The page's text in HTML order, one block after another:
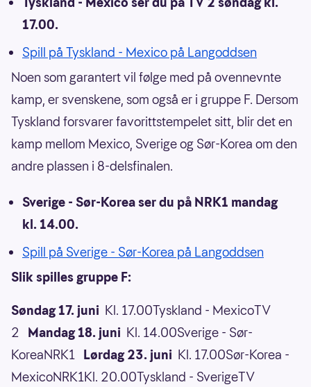
17.00.
Spill på Tyskland - Mexico på Langoddsen
Noen som garantert vil følge med på ovennevnte
kamp, er svenskene, som også er i gruppe F. Dersom
Tyskland forsvarer favorittstempelet sitt, blir det en
kamp mellom Mexico, Sverige og Sør-Korea om den
andre plassen i 8-delsfinalen.
Sverige - Sør-Korea ser du på NRK1 mandag
kl. 14.00.
Spill på Sverige - Sør-Korea på Langoddsen
Slik spilles gruppe F:
Søndag 17. juni Kl. 17.00Tyskland - MexicoTV
2 Mandag 18. juni Kl. 14.00Sverige - Sør-
KoreaNRK1 Lørdag 23. juni Kl. 17.00Sør-Korea -
MexicoNRK1Kl. 20.00Tyskland - SverigeTV